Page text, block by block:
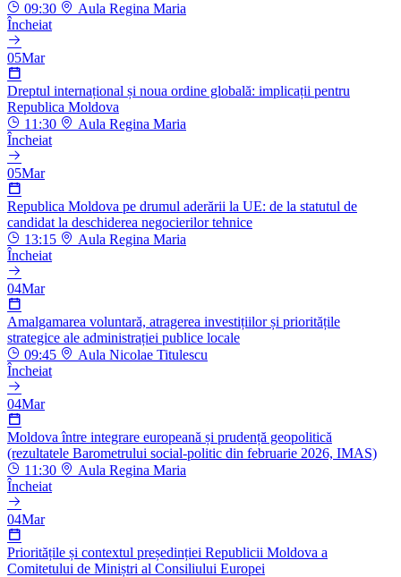
09:30
Aula Regina Maria
Încheiat
05Mar
Dreptul internațional și noua ordine globală: implicații pentru
Republica Moldova
11:30
Aula Regina Maria
Încheiat
05Mar
Republica Moldova pe drumul aderării la UE: de la statutul de
candidat la deschiderea negocierilor tehnice
13:15
Aula Regina Maria
Încheiat
04Mar
Amalgamarea voluntară, atragerea investițiilor și prioritățile
strategice ale administrației publice locale
09:45
Aula Nicolae Titulescu
Încheiat
04Mar
Moldova între integrare europeană și prudență geopolitică
(rezultatele Barometrului social-politic din februarie 2026, IMAS)
11:30
Aula Regina Maria
Încheiat
04Mar
Prioritățile și contextul președinției Republicii Moldova a
Comitetului de Miniștri al Consiliului Europei